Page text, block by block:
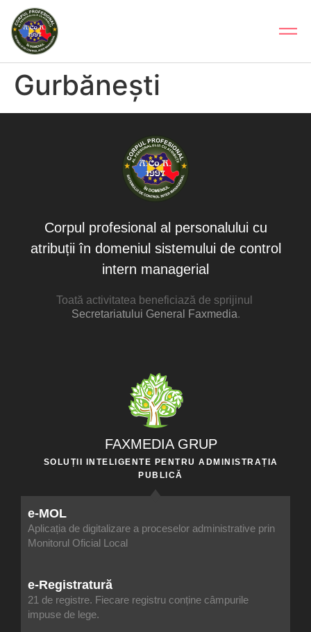
Gurbănești
Corpul profesional al personalului cu
atribuții în domeniul sistemului de control
intern managerial
Toată activitatea beneficiază de sprijinul
Secretariatului General Faxmedia.
e-MOL
Aplicația de digitalizare a proceselor administrative prin
Monitorul Oficial Local
e-Registratură
21 de registre. Fiecare registru conține câmpurile
impuse de lege.
FAXMEDIA GRUP
SOLUȚII INTELIGENTE PENTRU ADMINISTRAȚIA
PUBLICĂ